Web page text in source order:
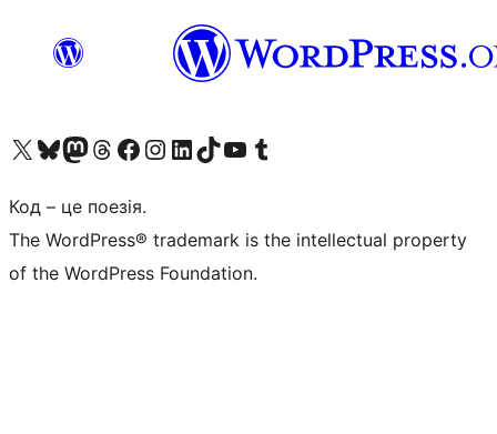
Visit our X (formerly Twitter) account
Visit our Bluesky account
Завітайте до нашої стрічки в Mastodon
Visit our Threads account
Завітайте на нашу сторінку в Facebook
Visit our Instagram account
Visit our LinkedIn account
Visit our TikTok account
Visit our YouTube channel
Visit our Tumblr account
Код – це поезія.
The WordPress® trademark is the intellectual property
of the WordPress Foundation.